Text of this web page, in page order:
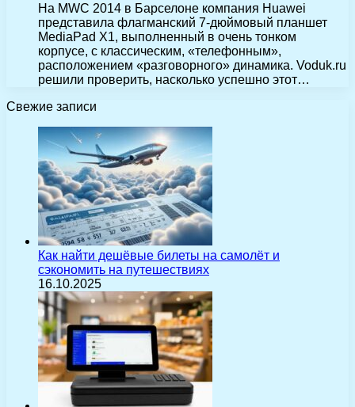
На MWC 2014 в Барселоне компания Huawei
представила флагманский 7-дюймовый планшет
MediaPad X1, выполненный в очень тонком
корпусе, с классическим, «телефонным»,
расположением «разговорного» динамика. Voduk.ru
решили проверить, насколько успешно этот…
Свежие записи
Как найти дешёвые билеты на самолёт и
сэкономить на путешествиях
16.10.2025